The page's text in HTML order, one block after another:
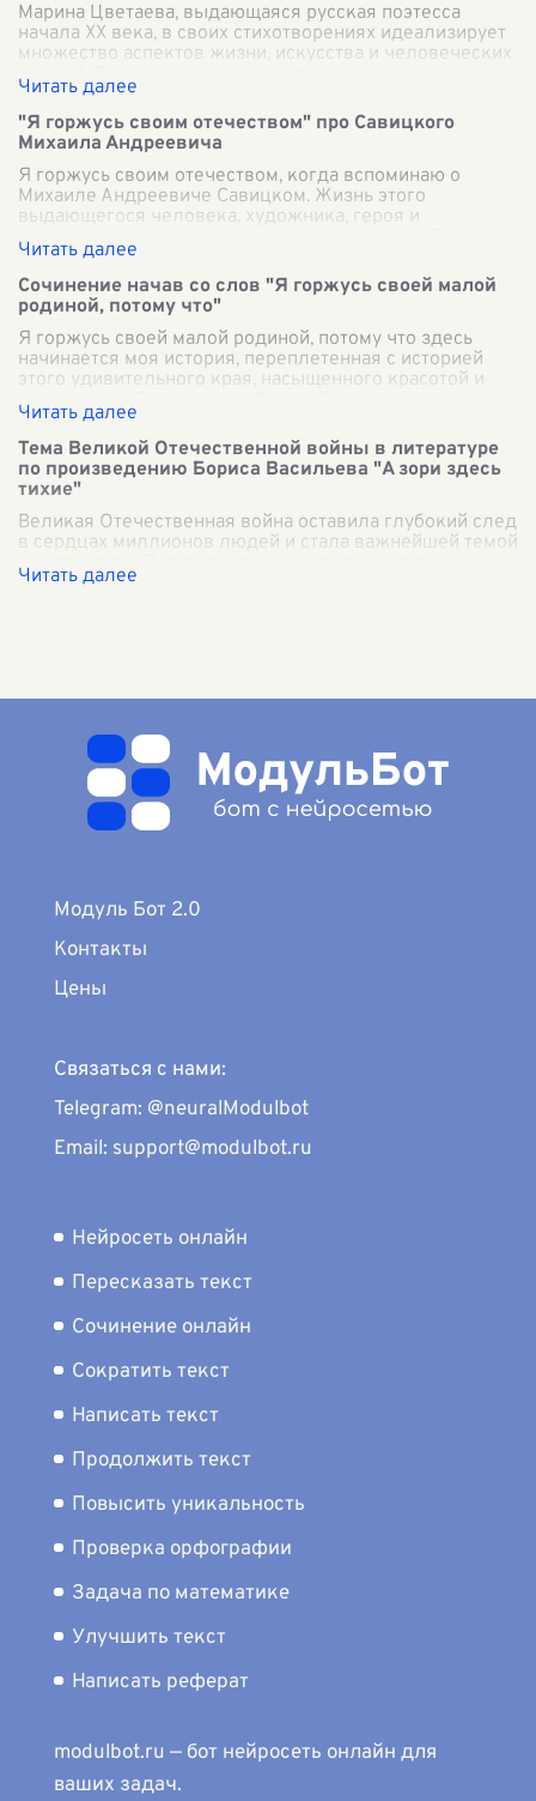
Марина Цветаева, выдающаяся русская поэтесса
начала XX века, в своих стихотворениях идеализирует
множество аспектов жизни, искусства и человеческих
эмоций. Особое место в ее творче
"Я горжусь своим отечеством" про Савицкого
Михаила Андреевича
Я горжусь своим отечеством, когда вспоминаю о
Михаиле Андреевиче Савицком. Жизнь этого
выдающегося человека, художника, героя и
мыслителя является примером неподдельной любви
к сво ...
Сочинение начав со слов "Я горжусь своей малой
родиной, потому что"
Я горжусь своей малой родиной, потому что здесь
начинается моя история, переплетенная с историей
этого удивительного края, насыщенного красотой и
традициями. Здесь, среди бескрайни
Тема Великой Отечественной войны в литературе
по произведению Бориса Васильева "А зори здесь
тихие"
Великая Отечественная война оставила глубокий след
в сердцах миллионов людей и стала важнейшей темой
в литературе. Писатели стремились запечатлеть
мужество и страдания тех, кто про
Модуль Бот 2.0
Контакты
Цены
Связаться с нами:
Telegram: @neuralModulbot
Email: support@modulbot.ru
Нейросеть онлайн
Пересказать текст
Сочинение онлайн
Сократить текст
Написать текст
Продолжить текст
Повысить уникальность
Проверка орфографии
Задача по математике
Улучшить текст
Написать реферат
modulbot.ru — бот нейросеть онлайн для
ваших задач.